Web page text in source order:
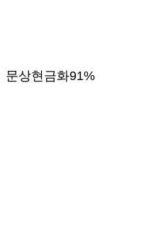
문상현금화91%